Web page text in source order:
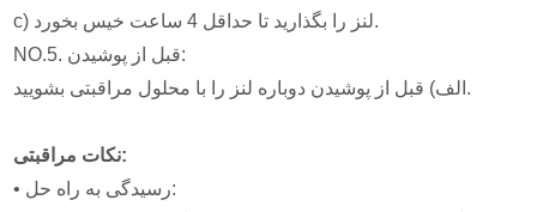
c) لنز را بگذارید تا حداقل 4 ساعت خیس بخورد.
NO.5. قبل از پوشیدن:
الف) قبل از پوشیدن دوباره لنز را با محلول مراقبتی بشویید.
نکات مراقبتی:
• رسیدگی به راه حل: